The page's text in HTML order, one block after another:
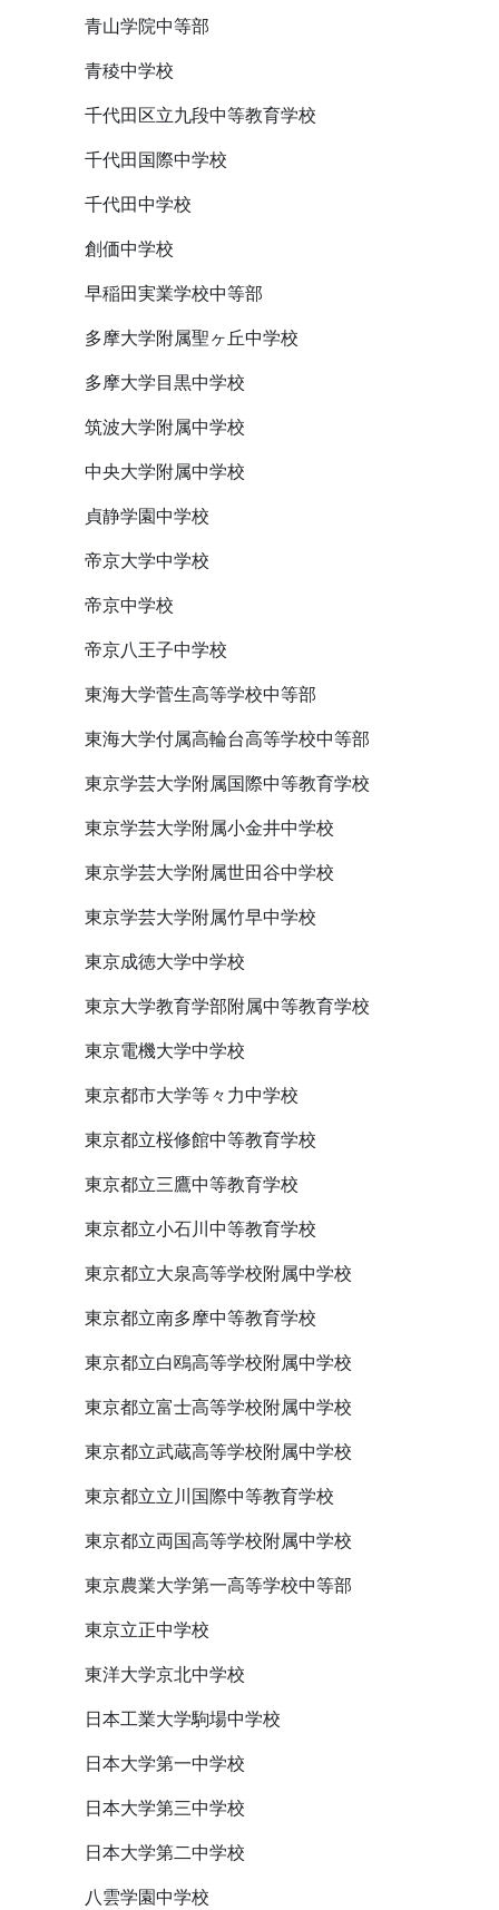
青山学院中等部
青稜中学校
千代田区立九段中等教育学校
千代田国際中学校
千代田中学校
創価中学校
早稲田実業学校中等部
多摩大学附属聖ヶ丘中学校
多摩大学目黒中学校
筑波大学附属中学校
中央大学附属中学校
貞静学園中学校
帝京大学中学校
帝京中学校
帝京八王子中学校
東海大学菅生高等学校中等部
東海大学付属高輪台高等学校中等部
東京学芸大学附属国際中等教育学校
東京学芸大学附属小金井中学校
東京学芸大学附属世田谷中学校
東京学芸大学附属竹早中学校
東京成徳大学中学校
東京大学教育学部附属中等教育学校
東京電機大学中学校
東京都市大学等々力中学校
東京都立桜修館中等教育学校
東京都立三鷹中等教育学校
東京都立小石川中等教育学校
東京都立大泉高等学校附属中学校
東京都立南多摩中等教育学校
東京都立白鴎高等学校附属中学校
東京都立富士高等学校附属中学校
東京都立武蔵高等学校附属中学校
東京都立立川国際中等教育学校
東京都立両国高等学校附属中学校
東京農業大学第一高等学校中等部
東京立正中学校
東洋大学京北中学校
日本工業大学駒場中学校
日本大学第一中学校
日本大学第三中学校
日本大学第二中学校
八雲学園中学校